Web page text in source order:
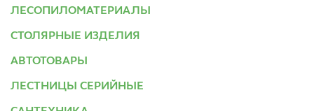
ЛЕСОПИЛОМАТЕРИАЛЫ
СТОЛЯРНЫЕ ИЗДЕЛИЯ
АВТОТОВАРЫ
ЛЕСТНИЦЫ СЕРИЙНЫЕ